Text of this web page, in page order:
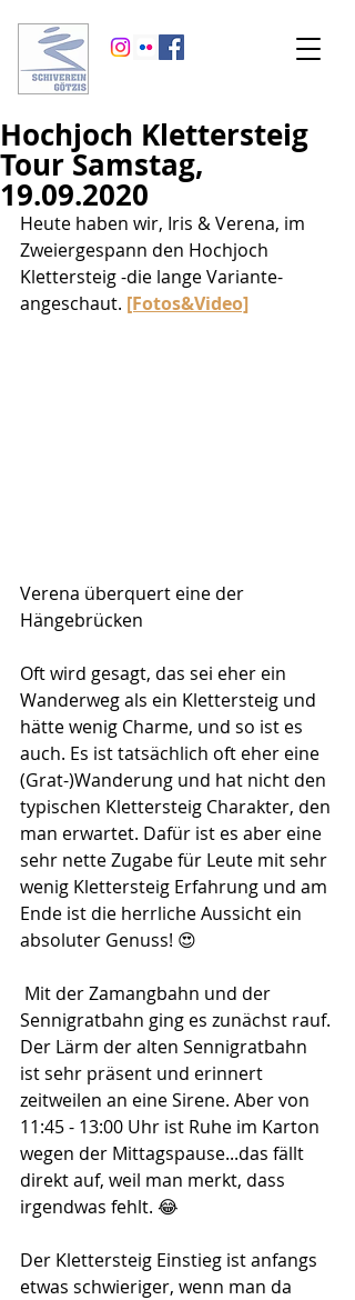
Hochjoch Klettersteig
Tour Samstag,
19.09.2020
Heute haben wir, Iris & Verena, im
Zweiergespann den Hochjoch
Klettersteig -die lange Variante-
angeschaut. [Fotos&Video]
Verena überquert eine der
Hängebrücken
Oft wird gesagt, das sei eher ein
Wanderweg als ein Klettersteig und
hätte wenig Charme, und so ist es
auch. Es ist tatsächlich oft eher eine
(Grat-)Wanderung und hat nicht den
typischen Klettersteig Charakter, den
man erwartet. Dafür ist es aber eine
sehr nette Zugabe für Leute mit sehr
wenig Klettersteig Erfahrung und am
Ende ist die herrliche Aussicht ein
absoluter Genuss! 😍
Sennigratbahn ging es zunächst rauf.
Der Lärm der alten Sennigratbahn
ist sehr präsent und erinnert
zeitweilen an eine Sirene. Aber von
11:45 - 13:00 Uhr ist Ruhe im Karton
wegen der Mittagspause...das fällt
direkt auf, weil man merkt, dass
irgendwas fehlt. 😂
Der Klettersteig Einstieg ist anfangs
etwas schwieriger, wenn man da